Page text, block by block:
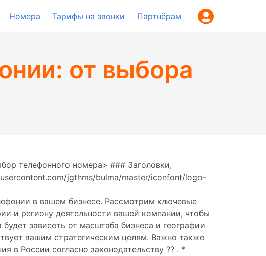
Номера Тарифы на звонки Партнёрам
от выбора
телефонного номера> ### Заголовки,
jgthms/bulma/master/iconfont/logo-
в вашем бизнесе. Рассмотрим ключевые
и региону деятельности вашей компании, чтобы
зависеть от масштаба бизнеса и географии
вашим стратегическим целям. Важно также
в России согласно законодательству ?? . *